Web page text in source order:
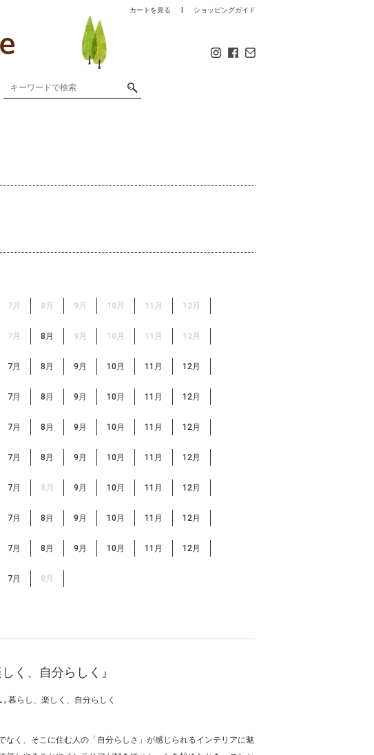
カートを見る ショッピングガイド
7月 8月 9月 10月 11月 12月
7月 8月 9月 10月 11月 12月
7月 8月 9月 10月 11月 12月
7月 8月 9月 10月 11月 12月
7月 8月 9月 10月 11月 12月
7月 8月 9月 10月 11月 12月
7月 8月 9月 10月 11月 12月
7月 8月 9月 10月 11月 12月
7月 8月 9月 10月 11月 12月
7月 8月
く、自分らしく』
, 暮らし、楽しく、自分らしく
なく、そこに住む人の「自分らしさ」が感じられるインテリアに魅